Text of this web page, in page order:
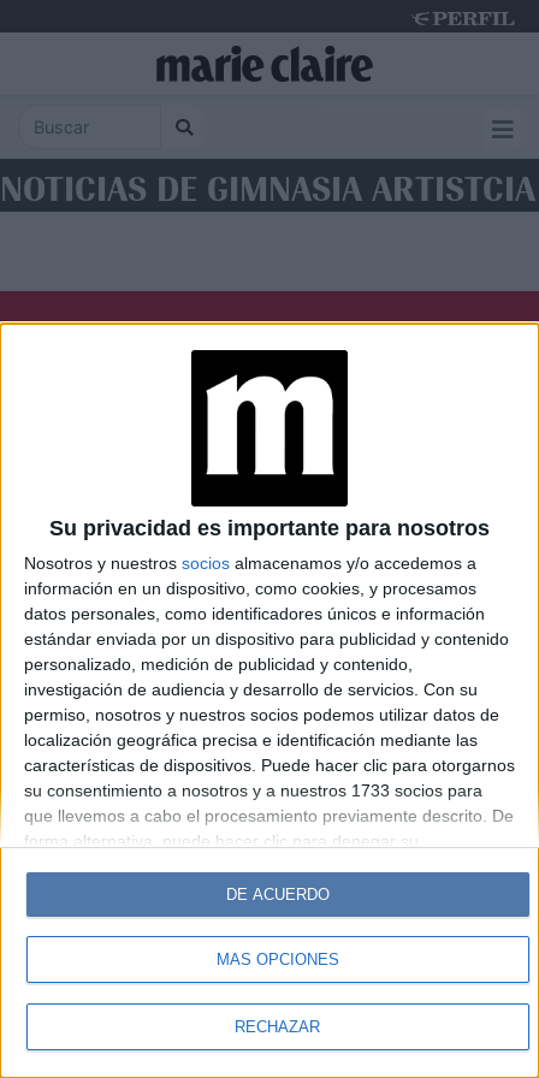
Su privacidad es importante para nosotros
Nosotros y nuestros socios almacenamos y/o accedemos a
información en un dispositivo, como cookies, y procesamos
datos personales, como identificadores únicos e información
estándar enviada por un dispositivo para publicidad y contenido
personalizado, medición de publicidad y contenido,
investigación de audiencia y desarrollo de servicios. Con su
permiso, nosotros y nuestros socios podemos utilizar datos de
localización geográfica precisa e identificación mediante las
características de dispositivos. Puede hacer clic para otorgarnos
su consentimiento a nosotros y a nuestros 1733 socios para
que llevemos a cabo el procesamiento previamente descrito. De
forma alternativa, puede hacer clic para denegar su
cambiar sus preferencias antes de otorgar su consentimiento.
Tenga en cuenta que algún procesamiento de sus datos
personales puede no requerir de su consentimiento, pero usted
tiene el derecho de rechazar tal procesamiento. Sus
sus preferencias o retirar su consentimiento en cualquier
MÁS OPCIONES
RECHAZAR
DE ACUERDO
NOTICIAS DE GIMNASIA ARTISTCIA
Caras Noticias
Weekend Parabrisas
Look
Luz Mía Lunateen Break BATimes
© Perfil.com 2006-2019 - Todos los derechos reservados
Registro de Propiedad Intelectual: Nro. 5346433